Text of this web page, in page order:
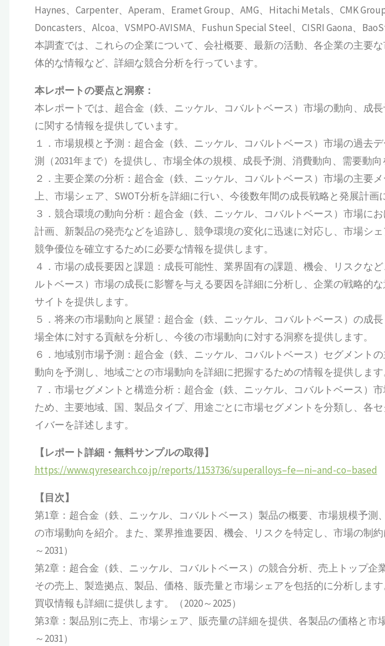
Haynes、Carpenter、Aperam、Eramet Group、AMG、Hitachi Metals、CMK
Doncasters、Alcoa、VSMPO-AVISMA、Fushun Special Steel、CISRI Gaona、
本調査では、これらの企業について、会社概要、最新の活動、各企業の主要
体的な情報など、詳細な競合分析を行っています。
本レポートの要点と洞察：
本レポートでは、超合金（鉄、ニッケル、コバルトベース）市場の動向、成
に関する情報を提供しています。
１．市場規模と予測：超合金（鉄、ニッケル、コバルトベース）市場の過去デ
測（2031年まで）を提供し、市場全体の規模、成長予測、消費動向、需要動向
２．主要企業の分析：超合金（鉄、ニッケル、コバルトベース）市場の主要
上、市場シェア、SWOT分析を詳細に行い、今後数年間の成長戦略と発展計画
３．競合環境の動向分析：超合金（鉄、ニッケル、コバルトベース）市場に
計画、新製品の発売などを追跡し、競争環境の変化に迅速に対応し、市場シェ
競争優位を確立するために必要な情報を提供します。
４．市場の成長要因と課題：成長可能性、業界固有の課題、機会、リスクな
ルトベース）市場の成長に影響を与える要因を詳細に分析し、企業の戦略的
サイトを提供します。
５．将来の市場動向と展望：超合金（鉄、ニッケル、コバルトベース）の成
場全体に対する貢献を分析し、今後の市場動向に対する洞察を提供します。
６．地域別市場予測：超合金（鉄、ニッケル、コバルトベース）セグメント
動向を予測し、地域ごとの市場動向を詳細に把握するための情報を提供します
７．市場セグメントと構造分析：超合金（鉄、ニッケル、コバルトベース）
ため、主要地域、国、製品タイプ、用途ごとに市場セグメントを分類し、各
イバーを詳述します。
【レポート詳細・無料サンプルの取得】
https://www.qyresearch.co.jp/reports/1153736/superalloys–fe—ni–and-co–based
【目次】
第1章：超合金（鉄、ニッケル、コバルトベース）製品の概要、市場規模予測
の市場動向を紹介。また、業界推進要因、機会、リスクを特定し、市場の制
～2031）
第2章：超合金（鉄、ニッケル、コバルトベース）の競合分析、売上トップ企
その売上、製造拠点、製品、価格、販売量と市場シェアを包括的に分析しま
買収情報も詳細に提供します。（2020～2025）
第3章：製品別に売上、市場シェア、販売量の詳細を提供、各製品の価格と市
～2031）